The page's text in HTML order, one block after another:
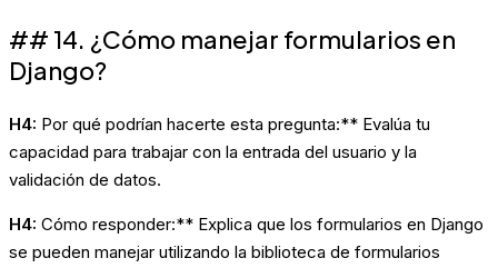
## 14. ¿Cómo manejar formularios en
Django?
H4: Por qué podrían hacerte esta pregunta:** Evalúa tu
capacidad para trabajar con la entrada del usuario y la
validación de datos.
H4: Cómo responder:** Explica que los formularios en Django
se pueden manejar utilizando la biblioteca de formularios